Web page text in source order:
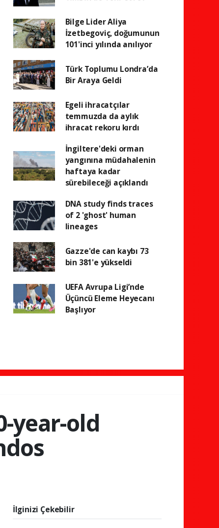
Bilge Lider Aliya
İzetbegoviç, doğumunun
101'inci yılında anılıyor
Türk Toplumu Londra’da
Bir Araya Geldi
Egeli ihracatçılar
temmuzda da aylık
ihracat rekoru kırdı
İngiltere'deki orman
yangınına müdahalenin
haftaya kadar
sürebileceği açıklandı
DNA study finds traces
of 2 'ghost' human
lineages
Gazze'de can kaybı 73
bin 381'e yükseldi
UEFA Avrupa Ligi’nde
Üçüncü Eleme Heyecanı
Başlıyor
year-old
İlginizi Çekebilir